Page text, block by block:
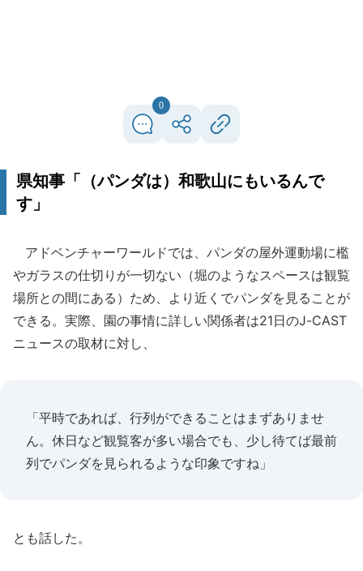
0
県知事「（パンダは）和歌山にもいるんで
す」
アドベンチャーワールドでは、パンダの屋外運動場に檻
やガラスの仕切りが一切ない（堀のようなスペースは観覧
場所との間にある）ため、より近くでパンダを見ることが
できる。実際、園の事情に詳しい関係者は21日のJ-CAST
ニュースの取材に対し、
「平時であれば、行列ができることはまずありませ
ん。休日など観覧客が多い場合でも、少し待てば最前
列でパンダを見られるような印象ですね」
とも話した。